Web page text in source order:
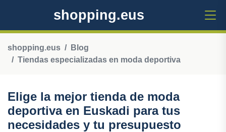
shopping.eus
shopping.eus
Blog
Tiendas especializadas en moda deportiva
Elige la mejor tienda de moda
deportiva en Euskadi para tus
necesidades y tu presupuesto